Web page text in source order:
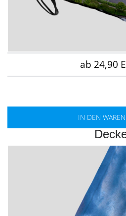
ab 24,90
IN DEN